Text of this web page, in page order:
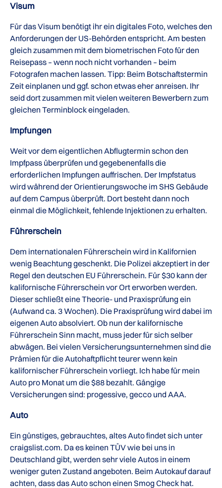
Visum
Für das Visum benötigt ihr ein digitales Foto, welches den
Anforderungen der US-Behörden entspricht. Am besten
gleich zusammen mit dem biometrischen Foto für den
Reisepass – wenn noch nicht vorhanden – beim
Fotografen machen lassen. Tipp: Beim Botschaftstermin
Zeit einplanen und ggf. schon etwas eher anreisen. Ihr
seid dort zusammen mit vielen weiteren Bewerbern zum
gleichen Terminblock eingeladen.
Impfungen
Weit vor dem eigentlichen Abflugtermin schon den
Impfpass überprüfen und gegebenenfalls die
erforderlichen Impfungen auffrischen. Der Impfstatus
wird während der Orientierungswoche im SHS Gebäude
auf dem Campus überprüft. Dort besteht dann noch
einmal die Möglichkeit, fehlende Injektionen zu erhalten.
Führerschein
Dem internationalen Führerschein wird in Kalifornien
wenig Beachtung geschenkt. Die Polizei akzeptiert in der
Regel den deutschen EU Führerschein. Für $30 kann der
kalifornische Führerschein vor Ort erworben werden.
Dieser schließt eine Theorie- und Praxisprüfung ein
(Aufwand ca. 3 Wochen). Die Praxisprüfung wird dabei im
eigenen Auto absolviert. Ob nun der kalifornische
Führerschein Sinn macht, muss jeder für sich selber
abwägen. Bei vielen Versicherungsunternehmen sind die
Prämien für die Autohaftpflicht teurer wenn kein
kalifornischer Führerschein vorliegt. Ich habe für mein
Auto pro Monat um die $88 bezahlt. Gängige
Versicherungen sind: progessive, gecco und AAA.
Auto
Ein günstiges, gebrauchtes, altes Auto findet sich unter
craigslist.com. Da es keinen TÜV wie bei uns in
Deutschland gibt, werden sehr viele Autos in einem
weniger guten Zustand angeboten. Beim Autokauf darauf
achten, dass das Auto schon einen Smog Check hat.